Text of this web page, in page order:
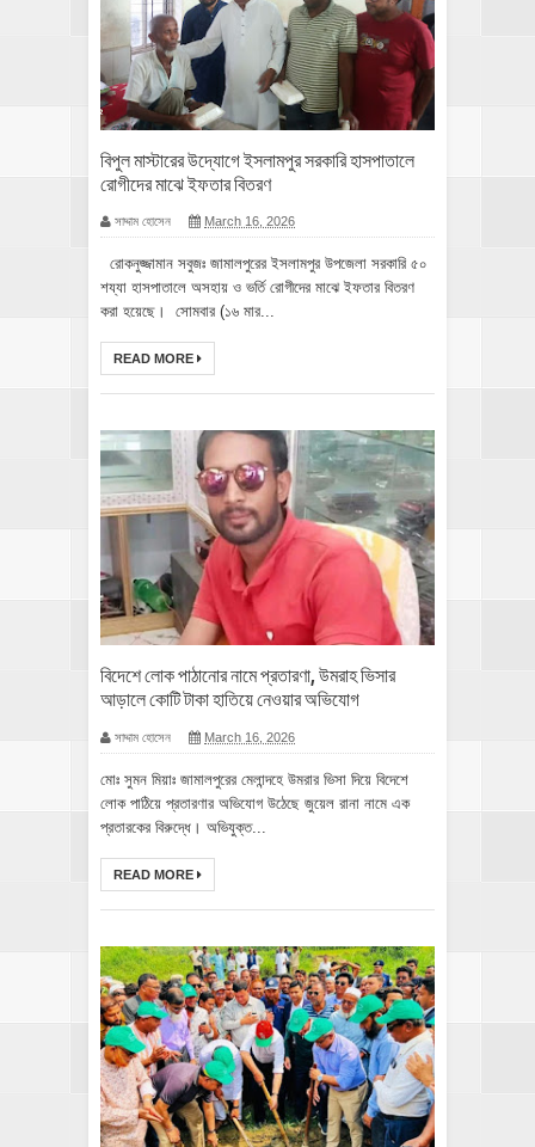
বিপুল মাস্টারের উদ্যোগে ইসলামপুর সরকারি হাসপাতালে
রোগীদের মাঝে ইফতার বিতরণ
সাদ্দাম হোসেন March 16, 2026
রোকনুজ্জামান সবুজঃ জামালপুরের ইসলামপুর উপজেলা সরকারি ৫০
শয্যা হাসপাতালে অসহায় ও ভর্তি রোগীদের মাঝে ইফতার বিতরণ
করা হয়েছে। সোমবার (১৬ মার...
READ MORE
বিদেশে লোক পাঠানোর নামে প্রতারণা, উমরাহ ভিসার
আড়ালে কোটি টাকা হাতিয়ে নেওয়ার অভিযোগ
সাদ্দাম হোসেন March 16, 2026
মোঃ সুমন মিয়াঃ জামালপুরের মেলান্দহে উমরার ভিসা দিয়ে বিদেশে
লোক পাঠিয়ে প্রতারণার অভিযোগ উঠেছে জুয়েল রানা নামে এক
প্রতারকের বিরুদ্ধে। অভিযুক্ত...
READ MORE